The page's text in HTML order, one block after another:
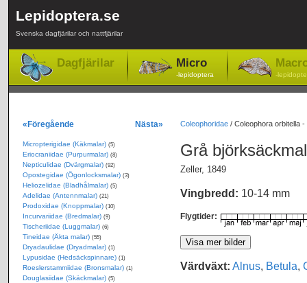
Lepidoptera.se
Svenska dagfjärilar och nattfjärilar
Dagfjärilar Micro
-lepidoptera -
Coleophoridae/ Coleophora orbitella
Grå
Zeller, 1849
Vingbredd: 10-14 mm
Flygtider:
Värdväxt: Alnus, Betula,
«Föregående Nästa»
Micropterigidae (Käkmalar) (5)
Eriocraniidae (Purpurmalar) (8)
Nepticulidae (Dvärgmalar) (92)
Opostegidae (Ögonlocksmalar) (3)
Heliozelidae (Bladhålmalar) (5)
Adelidae (Antennmalar) (21)
Prodoxidae (Knoppmalar) (10)
Incurvariidae (Bredmalar) (9)
Tischeriidae (Luggmalar) (6)
Tineidae (Äkta malar) (55)
Dryadaulidae (Dryadmalar) (1)
Lypusidae (Hedsäckspinnare) (1)
Roeslerstammiidae (Bronsmalar) (1)
Douglasiidae (Skäckmalar) (5)